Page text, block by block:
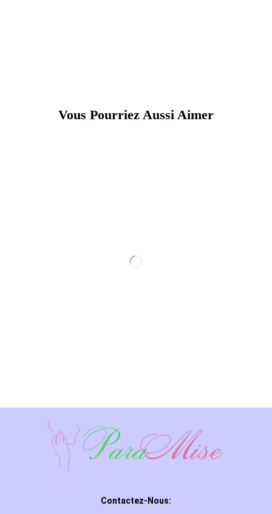
Vous Pourriez Aussi Aimer
Contactez-Nous: